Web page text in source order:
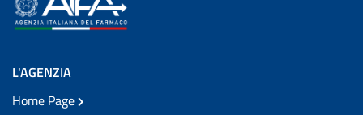
L'AGENZIA
Home Page